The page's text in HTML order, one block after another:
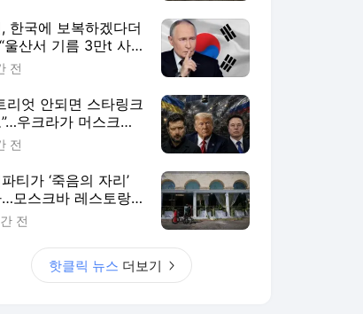
한국에 보복하겠다더
울산서 기름 3만t 사
주장, 발등에 불 떨어
전
리엇 안되면 스타링크
우크라가 머스크에
는 진짜 이유 [밀리
전
티가 ‘죽음의 자리’
모스크바 레스토랑
공격에 러 장군 사망
전
핫클릭 뉴스 더보기